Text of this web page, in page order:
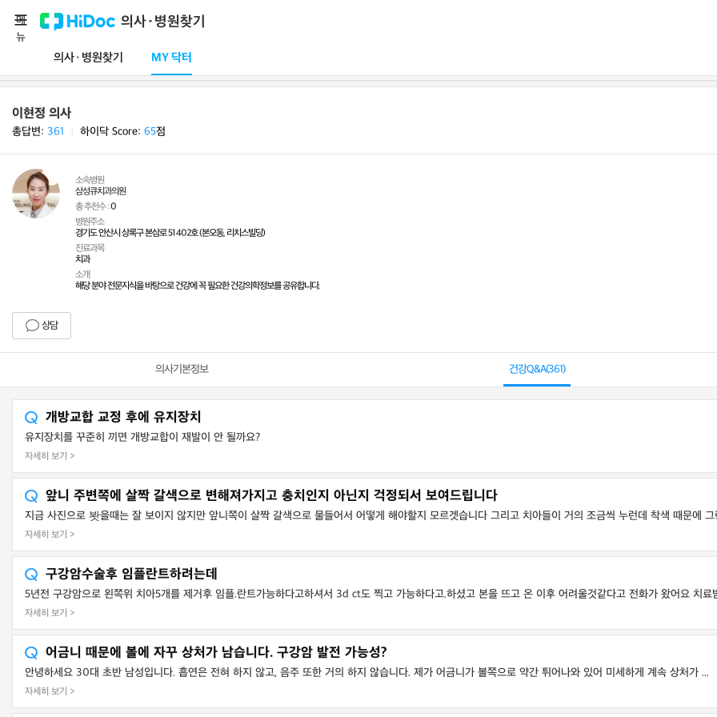
의사·병원찾기
의사·병원찾기 MY 닥터
메
뉴
이현정 의사
총답변: 361 하이닥 Score: 65점
소속병원
삼성큐치과의원
총 추천수 :0
병원주소
경기도 안산시 상록구 본삼로 51 402호 (본오동, 리치스빌딩)
진료과목
치과
소개
해당 분야 전문지식을 바탕으로 건강에 꼭 필요한 건강의학정보를 공유합니다.
상담
의사기본정보 건강Q&A(361)
개방교합 교정 후에 유지장치
유지장치를 꾸준히 끼면 개방교합이 재발이 안 될까요?
자세히 보기 >
앞니 주변쪽에 살짝 갈색으로 변해져가지고 충치인지 아닌지 걱정되서 보여드립니다
지금 사진으로 봣을때는 잘 보이지 않지만 앞니쪽이 살짝 갈색으로 물들어서 어떻게 해야할지 모르겟습니다 그리고 치아들이 거의 조금씩 누런데 착색 때문에 그
자세히 보기 >
구강암수술후 임플란트하려는데
5년전 구강암으로 왼쪽위 치아5개를 제거후 임플.란트가능하다고하셔서 3d ct도 찍고 가능하다고.하셨고 본을 뜨고 온 이후 어려울것같다고 전화가 왔어요 치료
자세히 보기 >
어금니 때문에 볼에 자꾸 상처가 남습니다. 구강암 발전 가능성?
안녕하세요 30대 초반 남성입니다. 흡연은 전혀 하지 않고, 음주 또한 거의 하지 않습니다. 제가 어금니가 볼쪽으로 약간 튀어나와 있어 미세하게 계속 상처가 ...
자세히 보기 >